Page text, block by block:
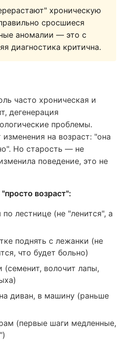
хроническую
сросшиеся
аномалии — это с
диагностика критична.
часто хроническая и
дегенерация
проблемы.
на возраст: "она
Но старость — не
поведение, это не
возраст":
лестнице (не "ленится", а
поднять с лежанки (не
что будет больно)
(семенит, волочит лапы,
диван, в машину (раньше
(первые шаги медленные,